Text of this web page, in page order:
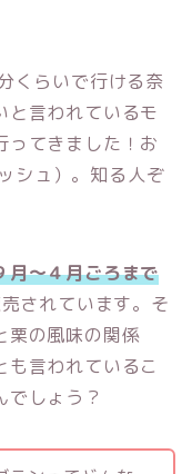
くらいで行ける奈
と言われているモ
ってきました！お
シュ）。知る人ぞ
月〜４月ごろまで
されています。そ
栗の風味の関係
も言われているこ
しょう？